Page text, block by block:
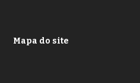
Mapa do site